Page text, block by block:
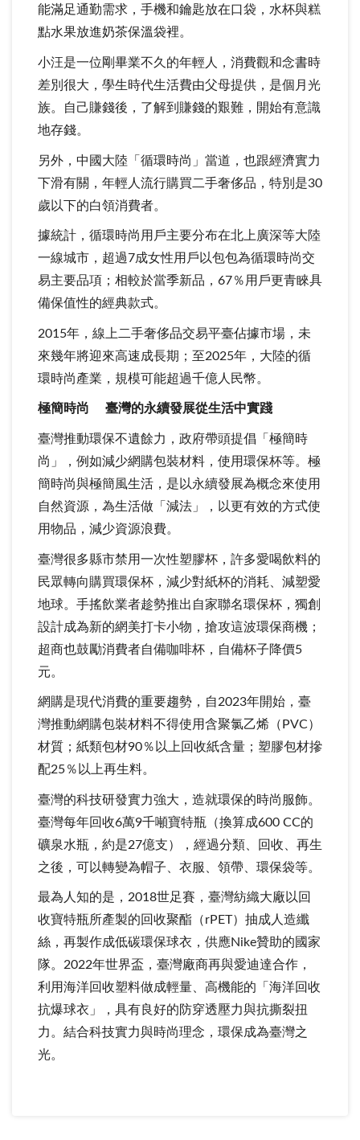
能滿足通勤需求，手機和鑰匙放在口袋，水杯與糕
點水果放進奶茶保溫袋裡。
小汪是一位剛畢業不久的年輕人，消費觀和念書時
差別很大，學生時代生活費由父母提供，是個月光
族。自己賺錢後，了解到賺錢的艱難，開始有意識
地存錢。
另外，中國大陸「循環時尚」當道，也跟經濟實力
下滑有關，年輕人流行購買二手奢侈品，特別是30
歲以下的白領消費者。
據統計，循環時尚用戶主要分布在北上廣深等大陸
一線城市，超過7成女性用戶以包包為循環時尚交
易主要品項；相較於當季新品，67％用戶更青睞具
備保值性的經典款式。
2015年，線上二手奢侈品交易平臺佔據市場，未
來幾年將迎來高速成長期；至2025年，大陸的循
環時尚產業，規模可能超過千億人民幣。
極簡時尚 臺灣的永續發展從生活中實踐
臺灣推動環保不遺餘力，政府帶頭提倡「極簡時
尚」，例如減少網購包裝材料，使用環保杯等。極
簡時尚與極簡風生活，是以永續發展為概念來使用
自然資源，為生活做「減法」，以更有效的方式使
用物品，減少資源浪費。
臺灣很多縣市禁用一次性塑膠杯，許多愛喝飲料的
民眾轉向購買環保杯，減少對紙杯的消耗、減塑愛
地球。手搖飲業者趁勢推出自家聯名環保杯，獨創
設計成為新的網美打卡小物，搶攻這波環保商機；
超商也鼓勵消費者自備咖啡杯，自備杯子降價5
元。
網購是現代消費的重要趨勢，自2023年開始，臺
灣推動網購包裝材料不得使用含聚氯乙烯（PVC）
材質；紙類包材90％以上回收紙含量；塑膠包材摻
配25％以上再生料。
臺灣的科技研發實力強大，造就環保的時尚服飾。
臺灣每年回收6萬9千噸寶特瓶（換算成600 CC的
礦泉水瓶，約是27億支），經過分類、回收、再生
之後，可以轉變為帽子、衣服、領帶、環保袋等。
最為人知的是，2018世足賽，臺灣紡織大廠以回
收寶特瓶所產製的回收聚酯（rPET）抽成人造纖
絲，再製作成低碳環保球衣，供應Nike贊助的國家
隊。2022年世界盃，臺灣廠商再與愛迪達合作，
利用海洋回收塑料做成輕量、高機能的「海洋回收
抗爆球衣」，具有良好的防穿透壓力與抗撕裂扭
力。結合科技實力與時尚理念，環保成為臺灣之
光。